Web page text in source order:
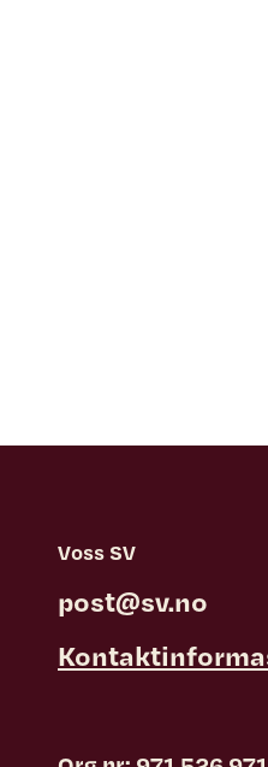
Voss SV
post@sv.no